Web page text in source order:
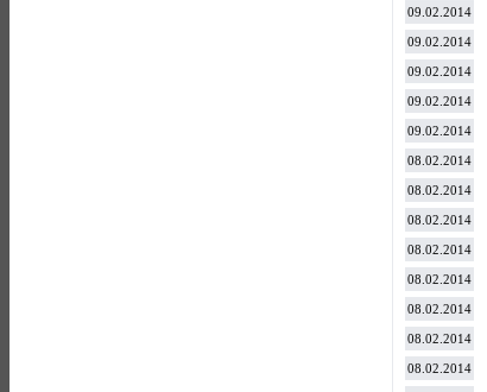
09.02.2014
09.02.2014
09.02.2014
09.02.2014
09.02.2014
08.02.2014
08.02.2014
08.02.2014
08.02.2014
08.02.2014
08.02.2014
08.02.2014
08.02.2014